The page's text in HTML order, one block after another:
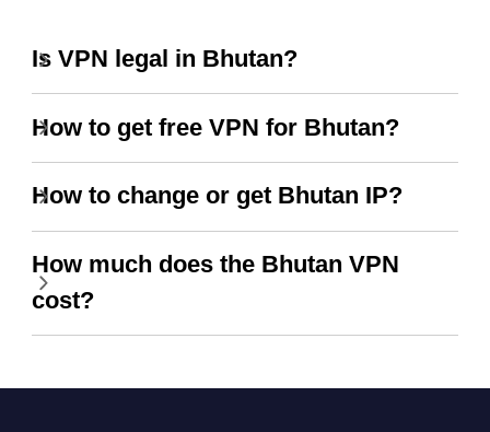
Is VPN legal in Bhutan?
How to get free VPN for Bhutan?
How to change or get Bhutan IP?
How much does the Bhutan VPN
cost?